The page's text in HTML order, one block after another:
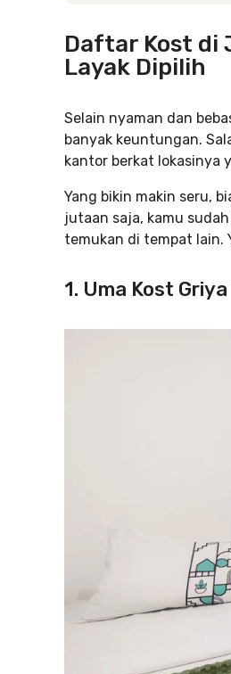
Daftar Kost di
Layak Dipilih
Selain nyaman dan
banyak keuntungan.
kantor berkat lokasinya
Yang bikin makin seru,
jutaan saja, kamu
temukan di tempat lain.
1. Uma Kost